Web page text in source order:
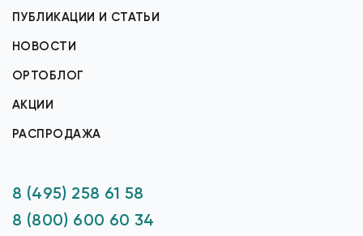
ПУБЛИКАЦИИ И СТАТЬИ
НОВОСТИ
ОРТОБЛОГ
АКЦИИ
РАСПРОДАЖА
8 (495) 258 61 58
8 (800) 600 60 34